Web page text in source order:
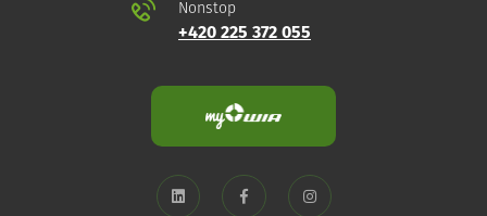
Nonstop
+420 225 372 055